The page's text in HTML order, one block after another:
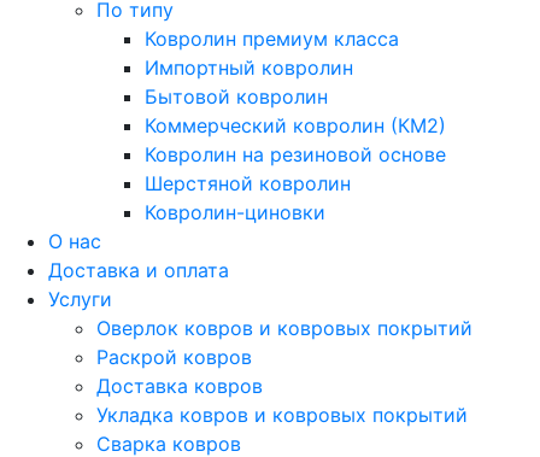
По типу
Ковролин премиум класса
Импортный ковролин
Бытовой ковролин
Коммерческий ковролин (КМ2)
Ковролин на резиновой основе
Шерстяной ковролин
Ковролин-циновки
О нас
Доставка и оплата
Услуги
Оверлок ковров и ковровых покрытий
Раскрой ковров
Доставка ковров
Укладка ковров и ковровых покрытий
Сварка ковров